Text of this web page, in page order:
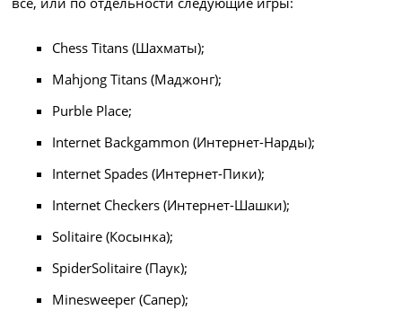
Chess Titans (Шахматы);
Mahjong Titans (Маджонг);
Purble Place;
Internet Backgammon (Интернет-Нарды);
Internet Spades (Интернет-Пики);
Internet Checkers (Интернет-Шашки);
Solitaire (Косынка);
SpiderSolitaire (Паук);
Minesweeper (Сапер);